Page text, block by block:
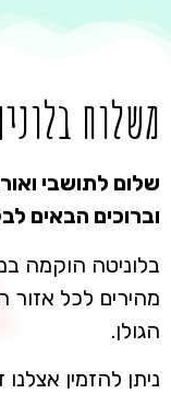
משלוח
שלום לתושבי
וברוכים הבאים
בלוניטה הוקמה
מהירים לכל
הגולן.
ניתן להזמין